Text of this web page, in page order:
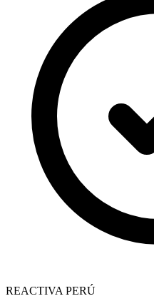
REACTIVA PERÚ